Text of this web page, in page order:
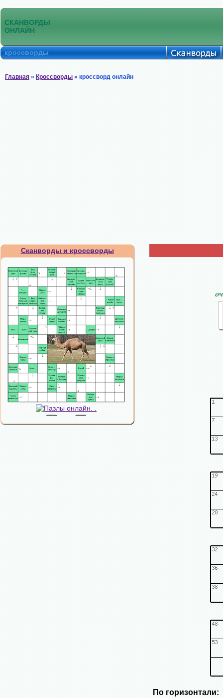
СКАНВОРДЫ
ОНЛАЙН
кроссворды
Главная » Кроссворды » кроссворд онлайн
Сканворды и кроссворды
По горизонтали: